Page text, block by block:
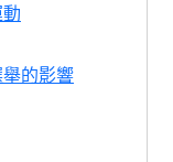
的影響